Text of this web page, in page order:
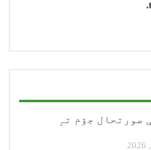
صورتحال جۆم تہٕ